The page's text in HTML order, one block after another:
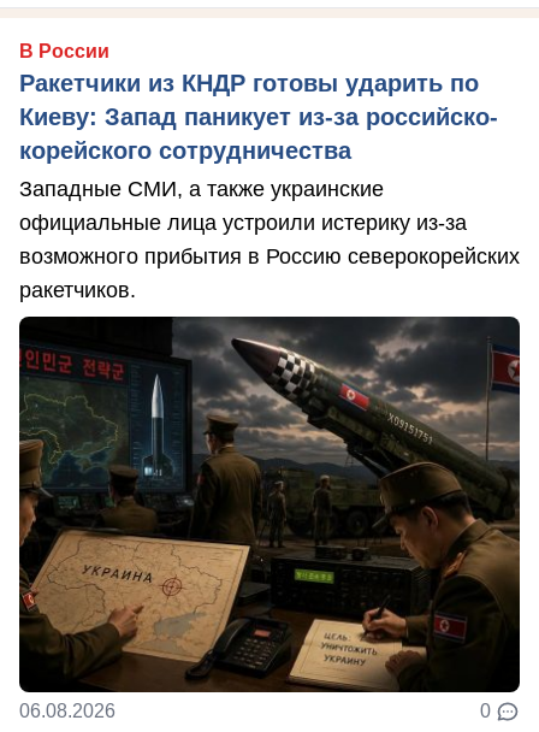
В России
Ракетчики из КНДР готовы ударить по
Киеву: Запад паникует из-за российско-
корейского сотрудничества
Западные СМИ, а также украинские
официальные лица устроили истерику из-за
возможного прибытия в Россию северокорейских
ракетчиков.
06.08.2026 0